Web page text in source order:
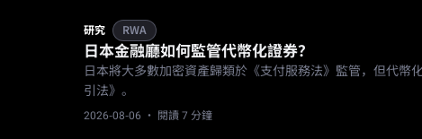
研究 RWA
日本金融廳如何監管代幣化證券？
日本將大多數加密資產歸類於《支付服務法》監管，但代幣
引法》。
2026-08-06 · 閱讀 7 分鐘